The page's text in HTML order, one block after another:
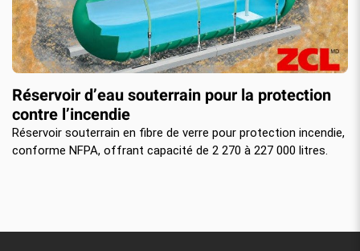
Réservoir d’eau souterrain pour la protection
contre l’incendie
Réservoir souterrain en fibre de verre pour protection incendie,
conforme NFPA, offrant capacité de 2 270 à 227 000 litres.